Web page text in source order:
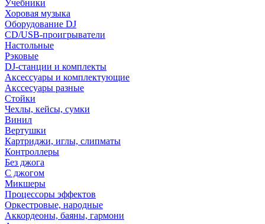
Учебники
Хоровая музыка
Оборудование DJ
CD/USB-проигрыватели
Настольные
Рэковые
DJ-станции и комплекты
Аксессуары и комплектующие
Акссесуары разные
Стойки
Чехлы, кейсы, сумки
Винил
Вертушки
Картриджи, иглы, слипматы
Контроллеры
Без джога
С джогом
Микшеры
Процессоры эффектов
Оркестровые, народные
Аккордеоны, баяны, гармони